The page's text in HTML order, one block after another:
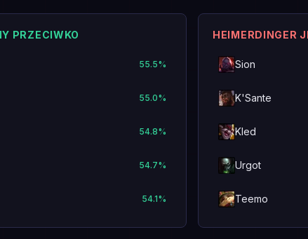
PRZECIWKO
55.5%
55.0%
54.8%
54.7%
54.1%
HEIMERDINGER
Sion
K'Sante
Kled
Urgot
Teemo